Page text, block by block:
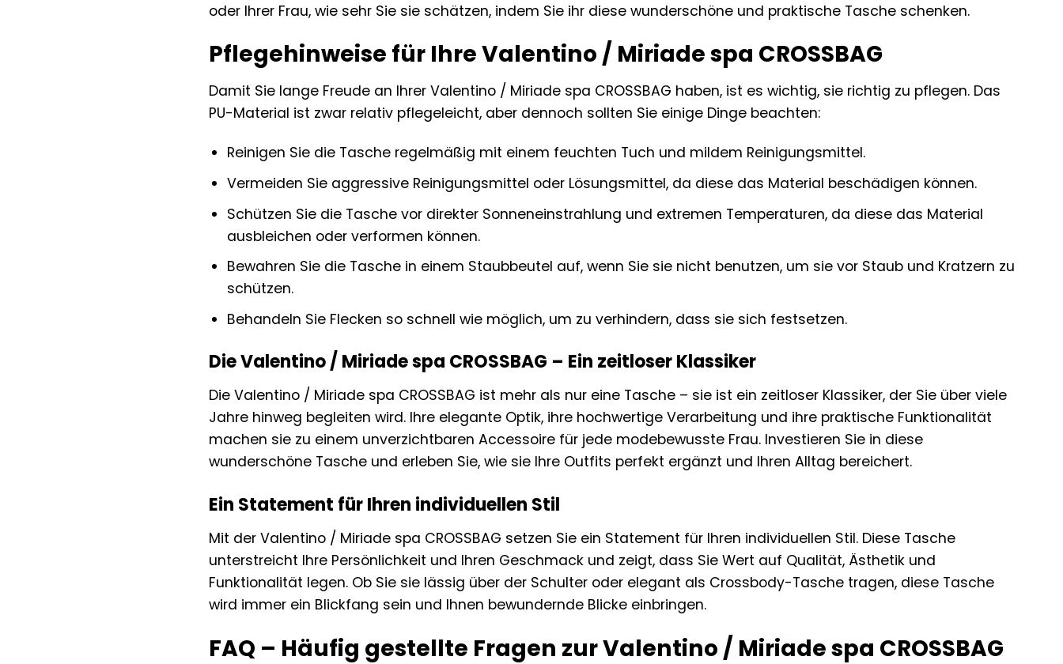
oder Ihrer Frau, wie sehr Sie sie schätzen, indem Sie ihr diese wunderschöne und praktische Tasche schenken.
Pflegehinweise für Ihre Valentino / Miriade spa CROSSBAG
Damit Sie lange Freude an Ihrer Valentino / Miriade spa CROSSBAG haben, ist es wichtig, sie richtig zu pflegen. Das
PU-Material ist zwar relativ pflegeleicht, aber dennoch sollten Sie einige Dinge beachten:
Reinigen Sie die Tasche regelmäßig mit einem feuchten Tuch und mildem Reinigungsmittel.
Vermeiden Sie aggressive Reinigungsmittel oder Lösungsmittel, da diese das Material beschädigen können.
Schützen Sie die Tasche vor direkter Sonneneinstrahlung und extremen Temperaturen, da diese das Material
ausbleichen oder verformen können.
Bewahren Sie die Tasche in einem Staubbeutel auf, wenn Sie sie nicht benutzen, um sie vor Staub und Kratzern zu
schützen.
Behandeln Sie Flecken so schnell wie möglich, um zu verhindern, dass sie sich festsetzen.
Die Valentino / Miriade spa CROSSBAG – Ein zeitloser Klassiker
Die Valentino / Miriade spa CROSSBAG ist mehr als nur eine Tasche – sie ist ein zeitloser Klassiker, der Sie über viele
Jahre hinweg begleiten wird. Ihre elegante Optik, ihre hochwertige Verarbeitung und ihre praktische Funktionalität
machen sie zu einem unverzichtbaren Accessoire für jede modebewusste Frau. Investieren Sie in diese
wunderschöne Tasche und erleben Sie, wie sie Ihre Outfits perfekt ergänzt und Ihren Alltag bereichert.
Ein Statement für Ihren individuellen Stil
Mit der Valentino / Miriade spa CROSSBAG setzen Sie ein Statement für Ihren individuellen Stil. Diese Tasche
unterstreicht Ihre Persönlichkeit und Ihren Geschmack und zeigt, dass Sie Wert auf Qualität, Ästhetik und
Funktionalität legen. Ob Sie sie lässig über der Schulter oder elegant als Crossbody-Tasche tragen, diese Tasche
wird immer ein Blickfang sein und Ihnen bewundernde Blicke einbringen.
FAQ – Häufig gestellte Fragen zur Valentino / Miriade spa CROSSBAG